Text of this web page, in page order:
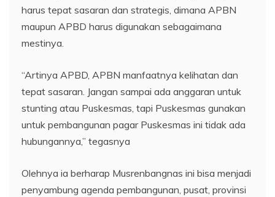
harus tepat sasaran dan strategis, dimana APBN
maupun APBD harus digunakan sebagaimana
mestinya.
“Artinya APBD, APBN manfaatnya kelihatan dan
tepat sasaran. Jangan sampai ada anggaran untuk
stunting atau Puskesmas, tapi Puskesmas gunakan
untuk pembangunan pagar Puskesmas ini tidak ada
hubungannya,” tegasnya
Olehnya ia berharap Musrenbangnas ini bisa menjadi
penyambung agenda pembangunan, pusat, provinsi